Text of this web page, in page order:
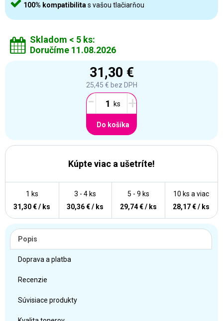
100% kompatibilita s vašou tlačiarňou
Skladom < 5 ks:
Doručíme 11.08.2026
31,30 €
25,45 € bez DPH
- +
Do košíka
Kúpte viac a ušetríte!
10 ks a viac
28,17 € / ks
5 - 9 ks
29,74 € / ks
3 - 4 ks
30,36 € / ks
1 ks
31,30 € / ks
Popis
Doprava a platba
Recenzie
Súvisiace produkty